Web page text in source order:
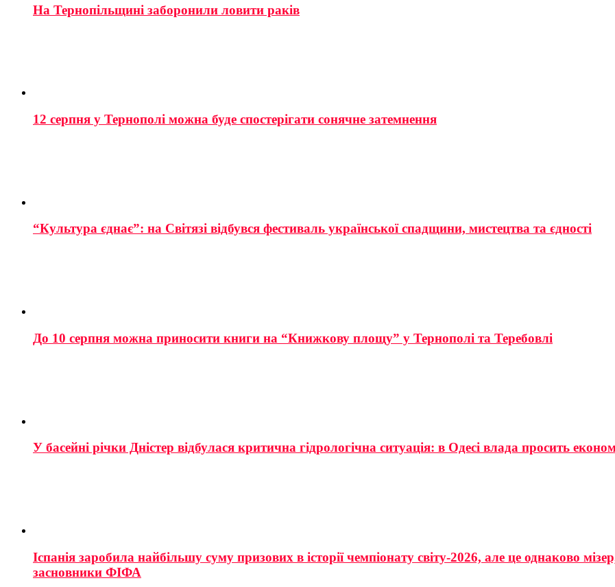
На Тернопільщині заборонили ловити раків
12 серпня у Тернополі можна буде спостерігати сонячне затемнення
“Культура єднає”: на Світязі відбувся фестиваль української спадщини, мистецтва та єдності
До 10 серпня можна приносити книги на “Книжкову площу” у Тернополі та Теребовлі
У басейні річки Дністер відбулася критична гідрологічна ситуація: в Одесі влада просить
Іспанія заробила найбільшу суму призових в історії чемпіонату світу-2026, але це однаково
засновники ФІФА